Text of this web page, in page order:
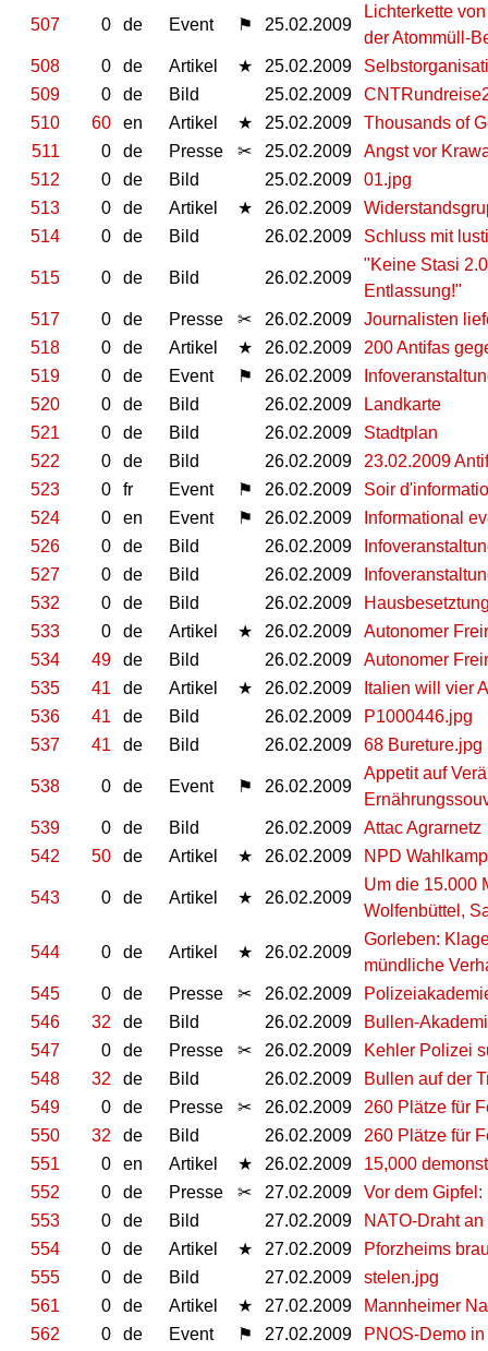
507 0 de Event ⚑ 25.02.2009
Lichterkette
der Atommüll-
508
0 de Artikel ★ 25.02.2009
509
0 de Bild 25.02.2009
510
60 en Artikel ★ 25.02.2009
Thousands of
511
0 de Presse ✂ 25.02.2009
Angst vor
512
0 de Bild 25.02.2009
01.jpg
513
0 de Artikel ★ 26.02.2009
514
0 de Bild 26.02.2009 Schluss mit
515 0 de Bild 26.02.2009
"Keine Stasi
Entlassung!"
517
0 de Presse ✂ 26.02.2009
Journalisten
518
0 de Artikel ★ 26.02.2009
200 Antifas
519
0 de Event ⚑ 26.02.2009
520
0 de Bild 26.02.2009
Landkarte
521
0 de Bild 26.02.2009
Stadtplan
522
0 de Bild 26.02.2009
23.02.2009
523
0 fr Event ⚑ 26.02.2009
Soir
524
0 en Event ⚑ 26.02.2009
Informational
526
0 de Bild 26.02.2009
527
0 de Bild 26.02.2009
532
0 de Bild 26.02.2009
533
0 de Artikel ★ 26.02.2009
Autonomer
534
49 de Bild 26.02.2009
Autonomer
535
41 de Artikel ★ 26.02.2009
Italien will vier
536
41 de Bild 26.02.2009
P1000446.jpg
537
41 de Bild 26.02.2009 68 Bureture.jpg
538 0 de Event ⚑ 26.02.2009
Appetit auf
539
0 de Bild 26.02.2009
Attac Agrarnetz
542
50 de Artikel ★ 26.02.2009 NPD
543 0 de Artikel ★ 26.02.2009
Um die 15.000
Wolfenbüttel,
544 0 de Artikel ★ 26.02.2009
Gorleben:
mündliche
545
0 de Presse ✂ 26.02.2009
546
32 de Bild 26.02.2009
Bullen-
547
0 de Presse ✂ 26.02.2009
Kehler Polizei
548
32 de Bild 26.02.2009
Bullen auf der
549
0 de Presse ✂ 26.02.2009
260 Plätze für
550
32 de Bild 26.02.2009
260 Plätze für
551
0 en Artikel ★ 26.02.2009
15,000
552
0 de Presse ✂ 27.02.2009
Vor dem
553
0 de Bild 27.02.2009
NATO-Draht
554
0 de Artikel ★ 27.02.2009
Pforzheims
555
0 de Bild 27.02.2009
stelen.jpg
561
0 de Artikel ★ 27.02.2009
Mannheimer
562
0 de Event ⚑ 27.02.2009
PNOS-Demo